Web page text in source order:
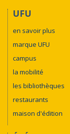
UFU
en savoir plus
marque UFU
campus
la mobilité
les bibliothèques
restaurants
maison d'édition